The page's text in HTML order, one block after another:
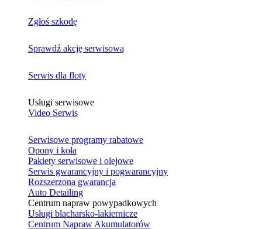
Zgłoś szkodę
Sprawdź akcję serwisową
Serwis dla floty
Usługi serwisowe
Video Serwis
Serwisowe programy rabatowe
Opony i koła
Pakiety serwisowe i olejowe
Serwis gwarancyjny i pogwarancyjny
Rozszerzona gwarancja
Auto Detailing
Centrum napraw powypadkowych
Usługi blacharsko-lakiernicze
Centrum Napraw Akumulatorów